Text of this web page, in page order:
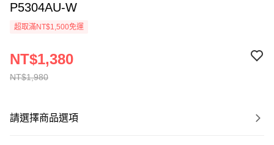
P5304AU-W
超取滿NT$1,500免運
NT$1,980
NT$1,380
請選擇商品選項